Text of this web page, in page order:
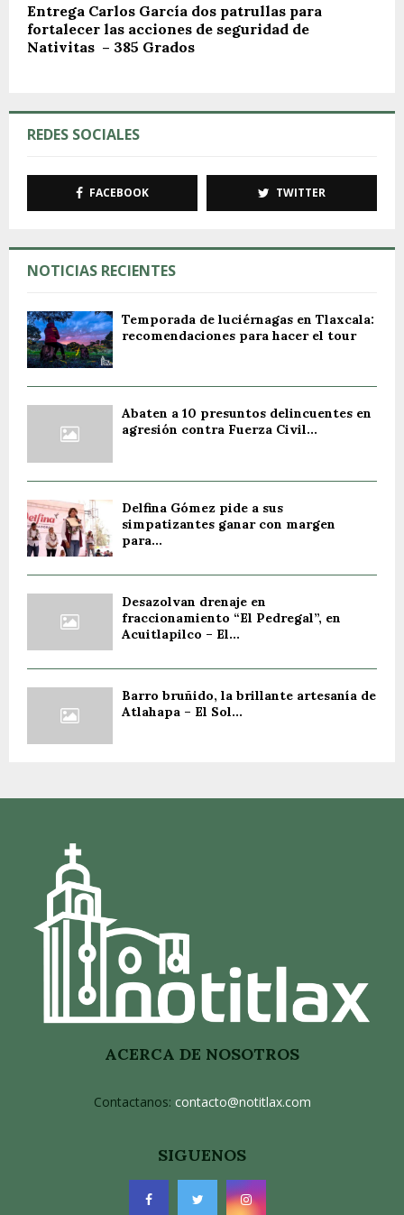
Entrega Carlos García dos patrullas para
fortalecer las acciones de seguridad de
Nativitas – 385 Grados
REDES SOCIALES
FACEBOOK TWITTER
NOTICIAS RECIENTES
Temporada de luciérnagas en Tlaxcala:
recomendaciones para hacer el tour
Abaten a 10 presuntos delincuentes en
agresión contra Fuerza Civil...
Delfina Gómez pide a sus
simpatizantes ganar con margen
para...
Desazolvan drenaje en
fraccionamiento “El Pedregal”, en
Acuitlapilco – El...
Barro bruñido, la brillante artesanía de
Atlahapa – El Sol...
ACERCA DE NOSOTROS
Contactanos: contacto@notitlax.com
SIGUENOS